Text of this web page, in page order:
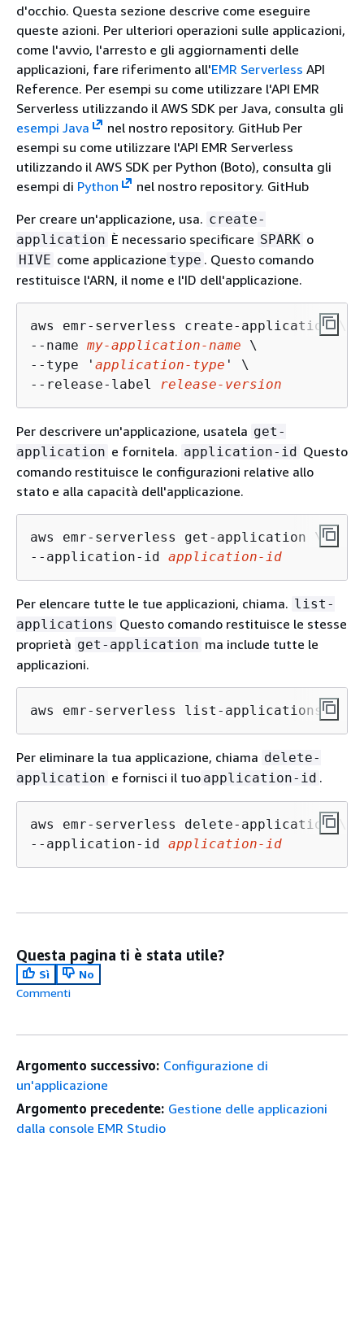
d'occhio. Questa sezione descrive come eseguire
queste azioni. Per ulteriori operazioni sulle applicazioni,
come l'avvio, l'arresto e gli aggiornamenti delle
applicazioni, fare riferimento all'EMR Serverless API
Reference. Per esempi su come utilizzare l'API EMR
Serverless utilizzando il AWS SDK per Java, consulta gli
esempi Java
nel nostro repository. GitHub Per
esempi su come utilizzare l'API EMR Serverless
utilizzando il AWS SDK per Python (Boto), consulta gli
esempi di Python
nel nostro repository. GitHub
Per creare un'applicazione, usa. create-
application È necessario specificare SPARK o
HIVE come applicazione type . Questo comando
restituisce l'ARN, il nome e l'ID dell'applicazione.
aws emr-serverless create-application \
--name my-application-name \
--type ' application-type ' \
--release-label release-version
Per descrivere un'applicazione, usatela get-
application e fornitela. application-id Questo
comando restituisce le configurazioni relative allo
stato e alla capacità dell'applicazione.
aws emr-serverless get-application \
--application-id application-id
Per elencare tutte le tue applicazioni, chiama. list-
applications Questo comando restituisce le stesse
proprietà get-application ma include tutte le
applicazioni.
aws emr-serverless list-applications
Per eliminare la tua applicazione, chiama delete-
application e fornisci il tuo application-id .
aws emr-serverless delete-application \
--application-id application-id
Questa pagina ti è stata utile?
Sì
No
Commenti
Argomento successivo: Configurazione di
un'applicazione
Argomento precedente: Gestione delle applicazioni
dalla console EMR Studio